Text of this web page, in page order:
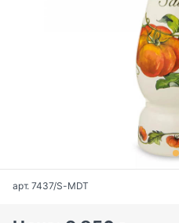
арт. 7437/S-MDT